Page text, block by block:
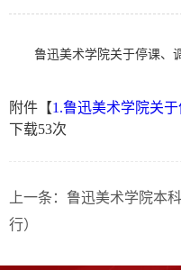
鲁迅美术学院关于停课、
附件【1.鲁迅美术学院关
下载53次
上一条： 鲁迅美术学院本
行）